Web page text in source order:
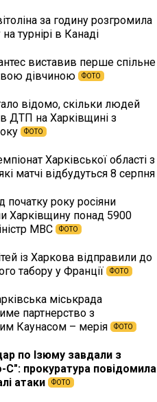
за годину розгромила
турнірі в Канаді
виставив перше спільне
дівчиною
ФОТО
відомо, скільки людей
ДТП на Харківщині з
ФОТО
Харківської області з
матчі відбудуться 8 серпня
початку року росіяни
Харківщину понад 5900
МВС
ФОТО
із Харкова відправили до
табору у Франції
ФОТО
міськрада
партнерство з
Каунасом – мерія
ФОТО
по Ізюму завдали з
С": прокуратура повідомила
атаки
ФОТО